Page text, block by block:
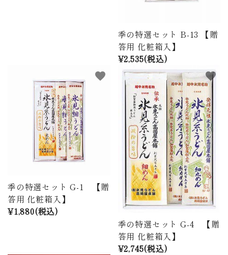
ページ一覧
季の特選セット B-13 【贈
答用 化粧箱入】
¥2,535(税込)
季の特選セット G-1 【贈
答用 化粧箱入】
¥1,880(税込)
favorite
季の特選セット G-4 【贈
答用 化粧箱入】
¥2,745(税込)
favorite